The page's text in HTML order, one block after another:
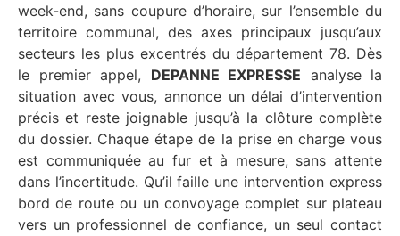
week-end, sans coupure d’horaire, sur l’ensemble du
territoire communal, des axes principaux jusqu’aux
secteurs les plus excentrés du département 78. Dès
le premier appel, DEPANNE EXPRESSE analyse la
situation avec vous, annonce un délai d’intervention
précis et reste joignable jusqu’à la clôture complète
du dossier. Chaque étape de la prise en charge vous
est communiquée au fur et à mesure, sans attente
dans l’incertitude. Qu’il faille une intervention express
bord de route ou un convoyage complet sur plateau
vers un professionnel de confiance, un seul contact